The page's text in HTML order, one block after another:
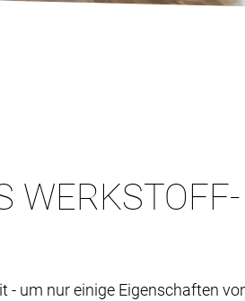
WERKSTOFF-
- um nur einige Eigenschaften